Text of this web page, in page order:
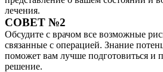
лечения.
СОВЕТ №2
Обсудите с врачом все возможные
связанные с операцией. Знание
поможет вам лучше подготовиться и
решение.